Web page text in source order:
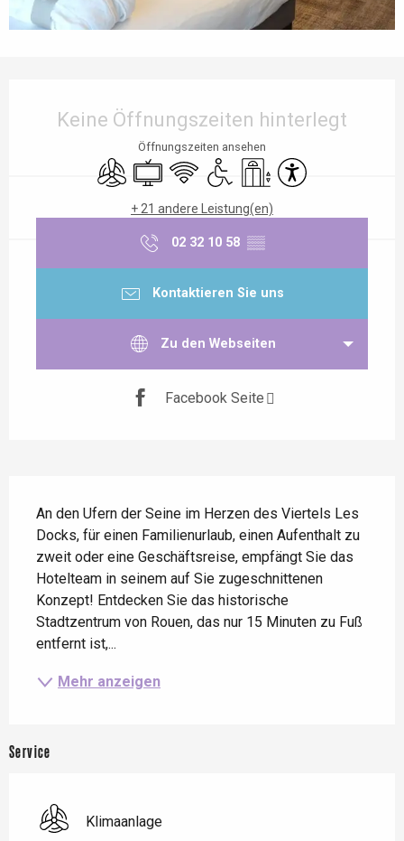
Keine Öffnungszeiten hinterlegt
Öffnungszeiten ansehen
Klimaanlage
Fernsehen
Wi-Fi Zugang für Behinderte
AufzugZugänglichkeit
+ 21 andere Leistung(en)
02 32 10 58 ▒▒
Kontaktieren Sie uns
Zu den Webseiten
Facebook Seite
An den Ufern der Seine im Herzen des Viertels Les
Docks, für einen Familienurlaub, einen Aufenthalt zu
zweit oder eine Geschäftsreise, empfängt Sie das
Hotelteam in seinem auf Sie zugeschnittenen
Konzept! Entdecken Sie das historische
Stadtzentrum von Rouen, das nur 15 Minuten zu Fuß
entfernt ist,...
Mehr anzeigen
Service
Klimaanlage